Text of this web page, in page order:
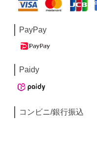
PayPay
Paidy
コンビニ/銀行振込